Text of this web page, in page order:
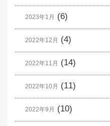
2023年1月 (6)
2022年12月 (4)
2022年11月 (14)
2022年10月 (11)
2022年9月 (10)